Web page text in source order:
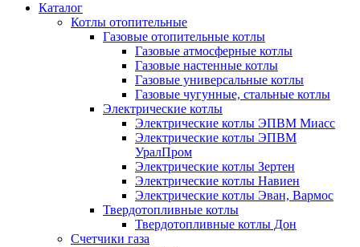
Каталог
Котлы отопительные
Газовые отопительные котлы
Газовые атмосферные котлы
Газовые настенные котлы
Газовые универсальные котлы
Газовые чугунные, стальные котлы
Электрические котлы
Электрические котлы ЭПВМ Миасс
Электрические котлы ЭПВМ
УралПром
Электрические котлы Зертен
Электрические котлы Навиен
Электрические котлы Эван, Вармос
Твердотопливные котлы
Твердотопливные котлы Дон
Счетчики газа